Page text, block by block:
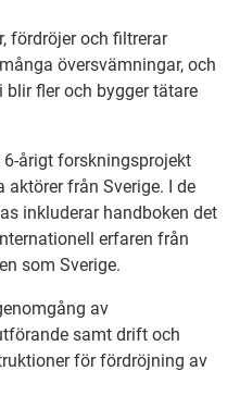
fördröjer och filtrerar
översvämningar, och
fler och bygger tätare
årigt forskningsprojekt
från Sverige. I de
inkluderar handboken det
erfaren från
som Sverige.
av
samt drift och
för fördröjning av